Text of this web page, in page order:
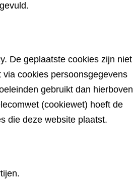
De geplaatste cookies zijn niet
cookies persoonsgegevens
gebruikt dan hierboven
(cookiewet) hoeft de
die deze website plaatst.